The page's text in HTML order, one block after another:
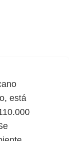
está